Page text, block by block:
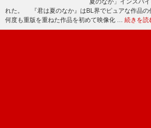
夏のなか」インスパ
れた。 『君は夏のなか』はBL界でピュアな作品の
何度も重版を重ねた作品を初めて映像化 … 続きを読